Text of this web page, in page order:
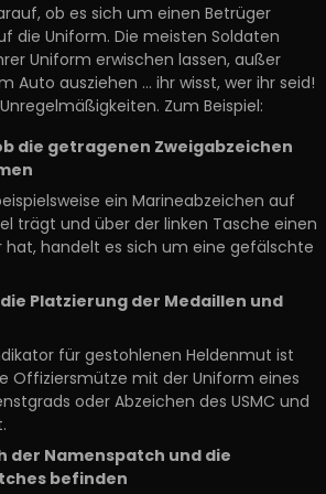
ob es sich um einen Betrüger
die Uniform. Die meisten Soldaten
Uniform erwischen lassen, außer
Auto ausziehen … ihr wisst, wer ihr seid!
Zum Beispiel:
die getragenen Zweigabzeichen
ein Marineabzeichen auf
trägt und über der linken Tasche einen
handelt es sich um eine gefälschte
Platzierung der Medaillen und
für gestohlenen Heldenmut ist
Offiziersmütze mit der Uniform eines
oder Abzeichen des USMC und
der Namenspatch und die
befinden